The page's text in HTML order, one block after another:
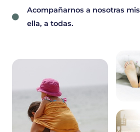
Acompañarnos a nosotras
ella, a todas.